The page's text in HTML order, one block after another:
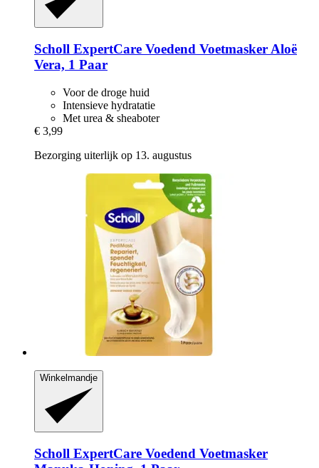
Scholl ExpertCare Voedend Voetmasker Aloë
Vera, 1 Paar
Voor de droge huid
Intensieve hydratatie
Met urea & sheaboter
€ 3,99
Bezorging uiterlijk op 13. augustus
Winkelmandje
Scholl ExpertCare Voedend Voetmasker